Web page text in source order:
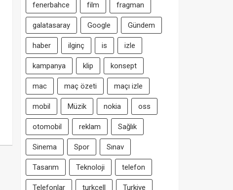
fenerbahce film fragman
galatasaray Google Gündem
haber ilginç is izle
kampanya klip konsept
mac maç özeti maçı izle
mobil Müzik nokia oss
otomobil reklam Sağlık
Sinema Spor Sınav
Tasarım Teknoloji telefon
Telefonlar turkcell Turkiye